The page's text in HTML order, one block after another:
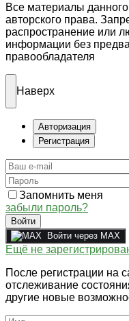
Все материалы
авторского права.
распространение или
информации без
правообладателя
Наверх
Авторизация
Регистрация
Запомнить меня
забыли пароль?
Войти
Войти через MAX
Ещё не
После регистрации на
отслеживание
другие новые